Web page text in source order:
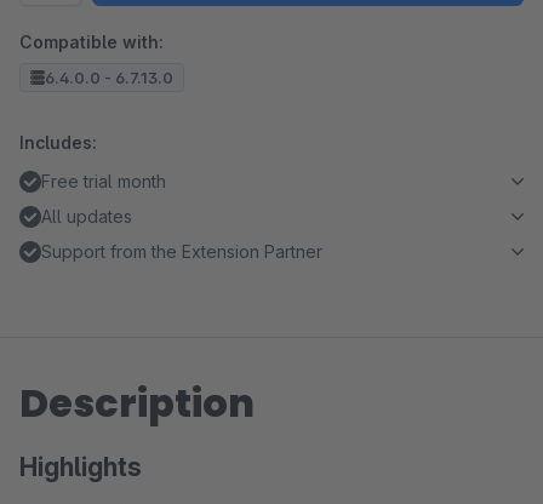
Compatible with:
6.4.0.0 - 6.7.13.0
Includes:
Free trial month
All updates
Support from the Extension Partner
Description
Highlights